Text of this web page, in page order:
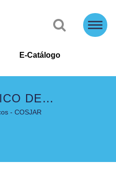
E-Catálogo
DE
- COSJAR